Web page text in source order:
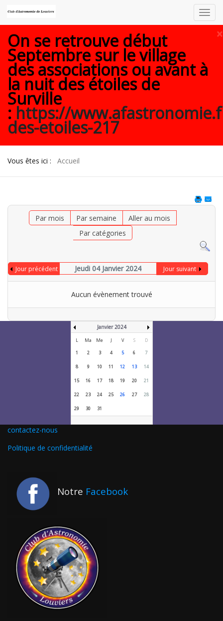
×
On se retrouve début
Septembre sur le village
des associations ou avant à
la nuit des étoiles de
Surville
: https://
des-etoiles-217
Vous êtes ici : Accueil
Par mois Par semaine
Aller au mois
Par catégories
Jour précédent Jeudi 04 Janvier 2024 Jour suivant
Aucun évènement trouvé
Janvier 2024
L Ma Me J V S
D
1
2 3 4 5 6 7
8 9 10 11 12 13 14
15 16 17 18 19 20 21
22 23 24 25 26 27 28
29 30 31
contactez-nous
Politique de confidentialité
Notre Facebook